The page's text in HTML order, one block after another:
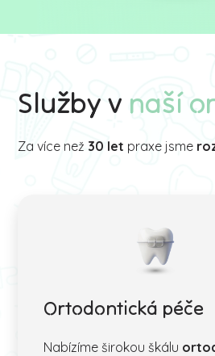
Služby v naší
Za více než 30 let praxe jsme
Ortodontická péče
Nabízíme širokou škálu